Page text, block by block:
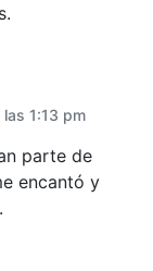
1:13 pm
parte de
encantó y